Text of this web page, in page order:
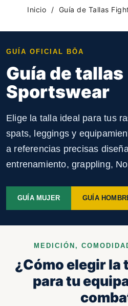
Inicio Guía de Tallas
GUÍA OFICIAL BŌA
Guía de tallas
Sportswear
Elige la talla ideal para tus
spats, leggings y
a referencias precisas
entrenamiento, grappling,
GUÍA MUJER GUÍA
MEDICIÓN,
¿Cómo elegir la
para tu